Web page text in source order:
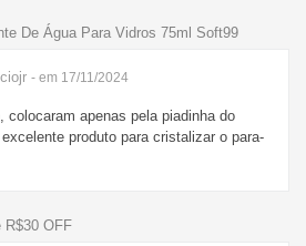
De Água Para Vidros 75ml Soft99
- em 17/11/2024
colocaram apenas pela piadinha do
produto para cristalizar o para-
R$30 OFF